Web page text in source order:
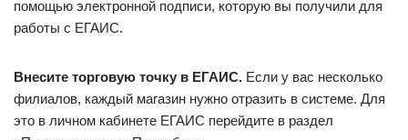
помощью электронной подписи, которую вы получили для
работы с ЕГАИС.
Внесите торговую точку в ЕГАИС. Если у вас несколько
филиалов, каждый магазин нужно отразить в системе. Для
это в личном кабинете ЕГАИС перейдите в раздел